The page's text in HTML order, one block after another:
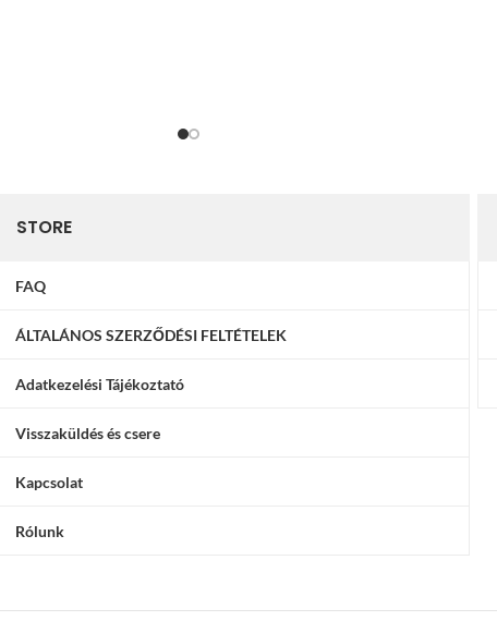
STORE
FAQ
ÁLTALÁNOS SZERZŐDÉSI FELTÉTELEK
Adatkezelési Tájékoztató
Visszaküldés és csere
Kapcsolat
Rólunk